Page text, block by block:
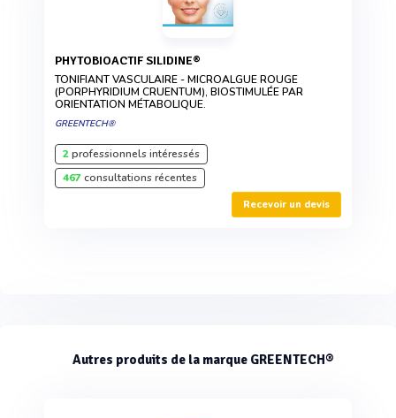
PHYTOBIOACTIF SILIDINE®
TONIFIANT VASCULAIRE - MICROALGUE ROUGE
(PORPHYRIDIUM CRUENTUM), BIOSTIMULÉE PAR
ORIENTATION MÉTABOLIQUE.
GREENTECH®
2professionnels intéressés
467consultations récentes
Recevoir un devis
Autres produits de la marque GREENTECH®